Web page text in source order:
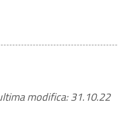
modifica: 31.10.22